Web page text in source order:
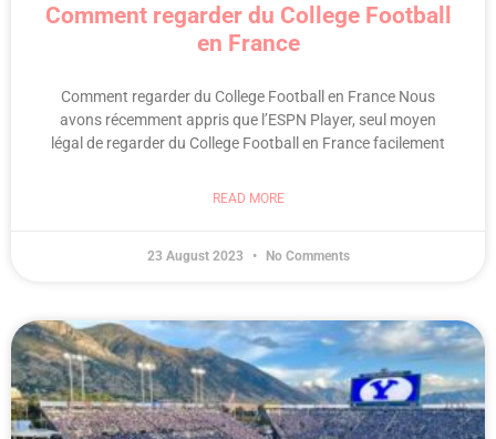
Comment regarder du College Football
en France
Comment regarder du College Football en France Nous
avons récemment appris que l’ESPN Player, seul moyen
légal de regarder du College Football en France facilement
READ MORE
23 August 2023 No Comments